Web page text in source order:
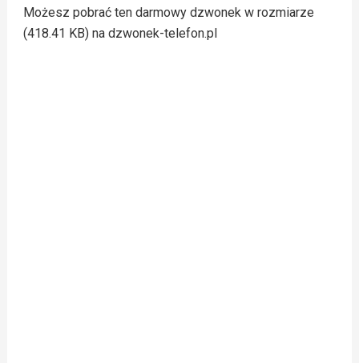
Możesz pobrać ten darmowy dzwonek w rozmiarze
(418.41 KB) na dzwonek-telefon.pl